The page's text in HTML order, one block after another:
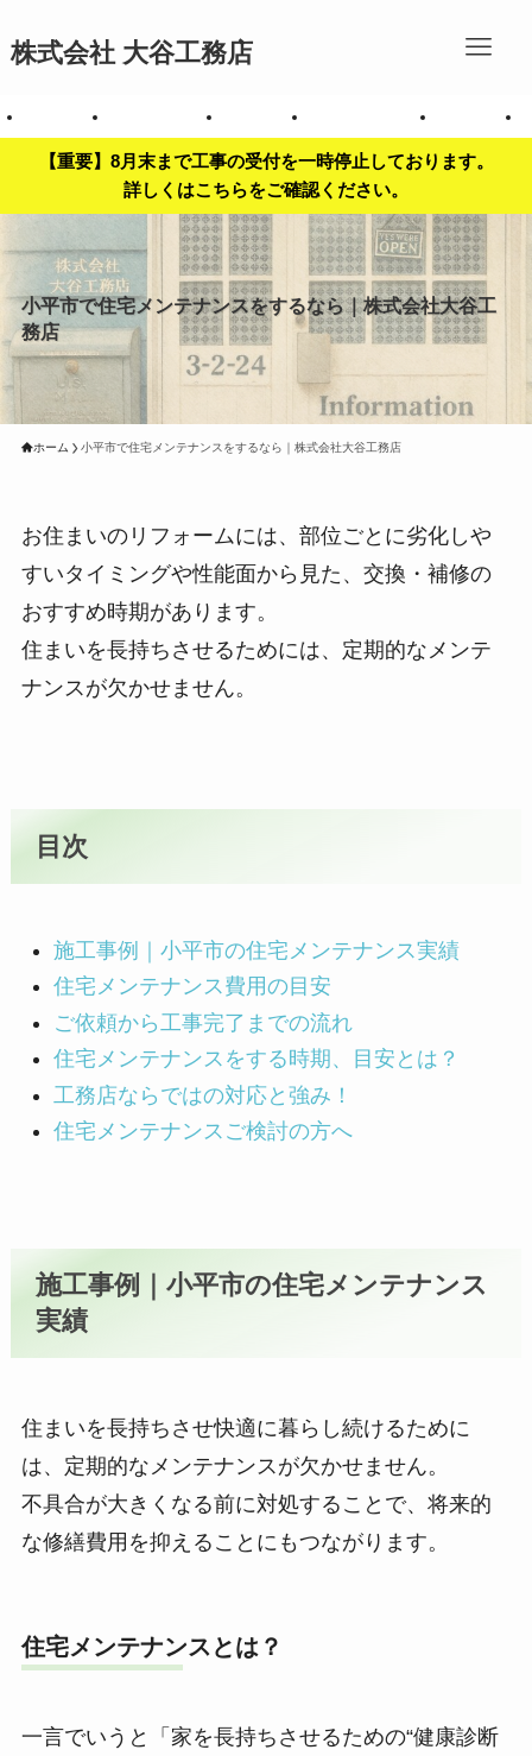
株式会社 大谷工務店
会社案内 お問い合わせ 事業内容 対応エリア一覧 施工事例
【重要】8月末まで工事の受付を一時停止しております。
詳しくはこちらをご確認ください。
小平市で住宅メンテナンスをするなら｜株式会社大谷工
務店
ホーム 小平市で住宅メンテナンスをするなら｜株式会社大谷工務店
お住まいのリフォームには、部位ごとに劣化しや
すいタイミングや性能面から見た、交換・補修の
おすすめ時期があります。
住まいを長持ちさせるためには、定期的なメンテ
ナンスが欠かせません。
目次
施工事例｜小平市の住宅メンテナンス実績
住宅メンテナンス費用の目安
ご依頼から工事完了までの流れ
住宅メンテナンスをする時期、目安とは？
工務店ならではの対応と強み！
住宅メンテナンスご検討の方へ
施工事例｜小平市の住宅メンテナンス
実績
住まいを長持ちさせ快適に暮らし続けるために
は、定期的なメンテナンスが欠かせません。
不具合が大きくなる前に対処することで、将来的
な修繕費用を抑えることにもつながります。
住宅メンテナンスとは？
一言でいうと「家を長持ちさせるための“健康診断